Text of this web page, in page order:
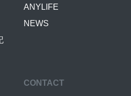
ANYLIFE
NEWS
CONTACT